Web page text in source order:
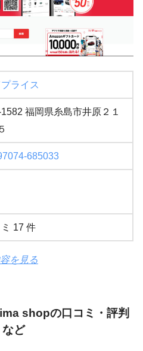
ライス
福岡県糸島市井原２１
685033
17 件
を見る
shopの口コミ・評判
など